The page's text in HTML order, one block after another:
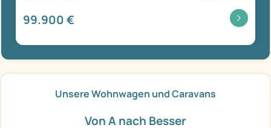
99.900 €
Unsere Wohnwagen und Caravans
Von A nach Besser